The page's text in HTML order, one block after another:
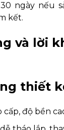
ngày nếu
kết.
và lời
thiết
độ bền